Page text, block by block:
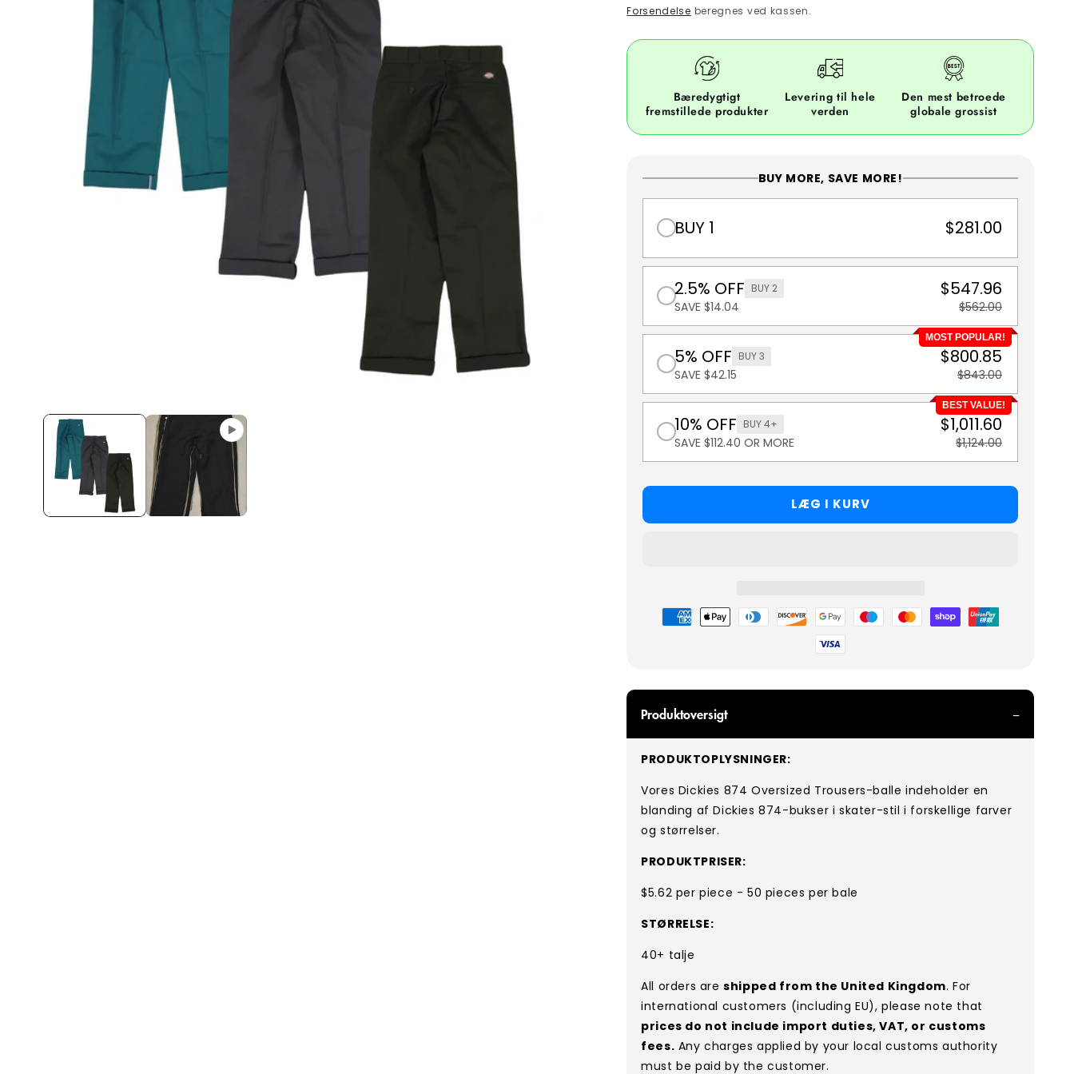
price
Forsendelse beregnes ved kassen.
Bæredygtigt
fremstillede produkter
Levering til hele
verden
Den mest betroede
globale grossist
BUY MORE, SAVE MORE!
BUY 1 $281.00
2.5% OFF BUY 2
SAVE $14.04
$547.96
$562.00
MOST POPULAR!
5% OFF BUY 3
SAVE $42.15
$800.85
$843.00
BEST VALUE!
10% OFF BUY 4+
SAVE $112.40 OR MORE
$1,011.60
$1,124.00
LÆG I KURV
Betalingsmetoder
Produktoversigt
PRODUKTOPLYSNINGER:
Vores Dickies 874 Oversized Trousers-balle indeholder en
blanding af Dickies 874-bukser i skater-stil i forskellige farver
og størrelser.
PRODUKTPRISER:
$5.62 per piece - 50 pieces per bale
STØRRELSE:
40+ talje
All orders areshipped from the United Kingdom. For
international customers (including EU), please note that
prices do not include import duties, VAT, or customs
fees. Any charges applied by your local customs authority
must be paid by the customer.